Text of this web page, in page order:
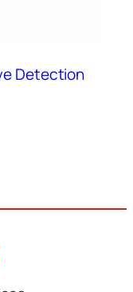
Detection